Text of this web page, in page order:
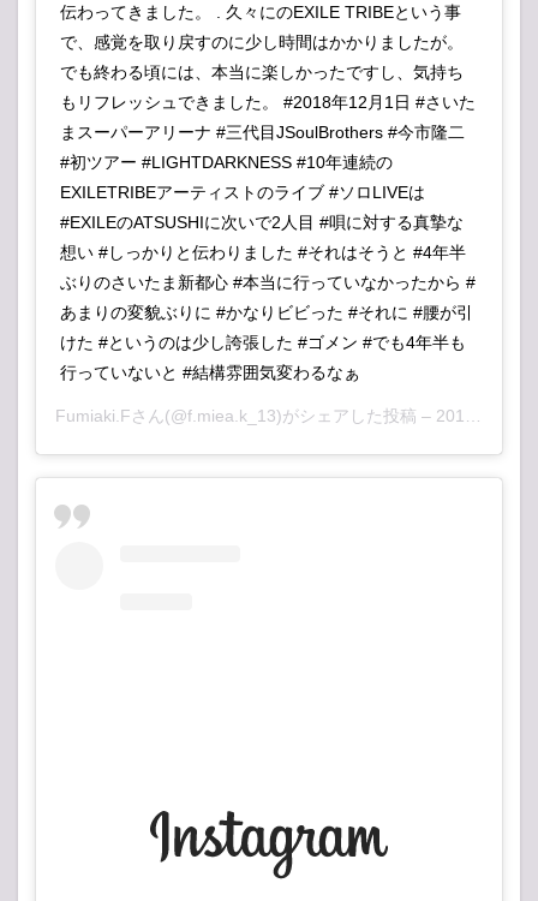
伝わってきました。 . 久々にのEXILE TRIBEという事
で、感覚を取り戻すのに少し時間はかかりましたが。
でも終わる頃には、本当に楽しかったですし、気持ち
もリフレッシュできました。 #2018年12月1日 #さいた
まスーパーアリーナ #三代目JSoulBrothers #今市隆二
#初ツアー #LIGHTDARKNESS #10年連続の
EXILETRIBEアーティストのライブ #ソロLIVEは
#EXILEのATSUSHIに次いで2人目 #唄に対する真摯な
想い #しっかりと伝わりました #それはそうと #4年半
ぶりのさいたま新都心 #本当に行っていなかったから #
あまりの変貌ぶりに #かなりビビった #それに #腰が引
けた #というのは少し誇張した #ゴメン #でも4年半も
行っていないと #結構雰囲気変わるなぁ
Fumiaki.Fさん(@f.miea.k_13)がシェアした投稿 – 2018年12月月1日午前4時25分PST